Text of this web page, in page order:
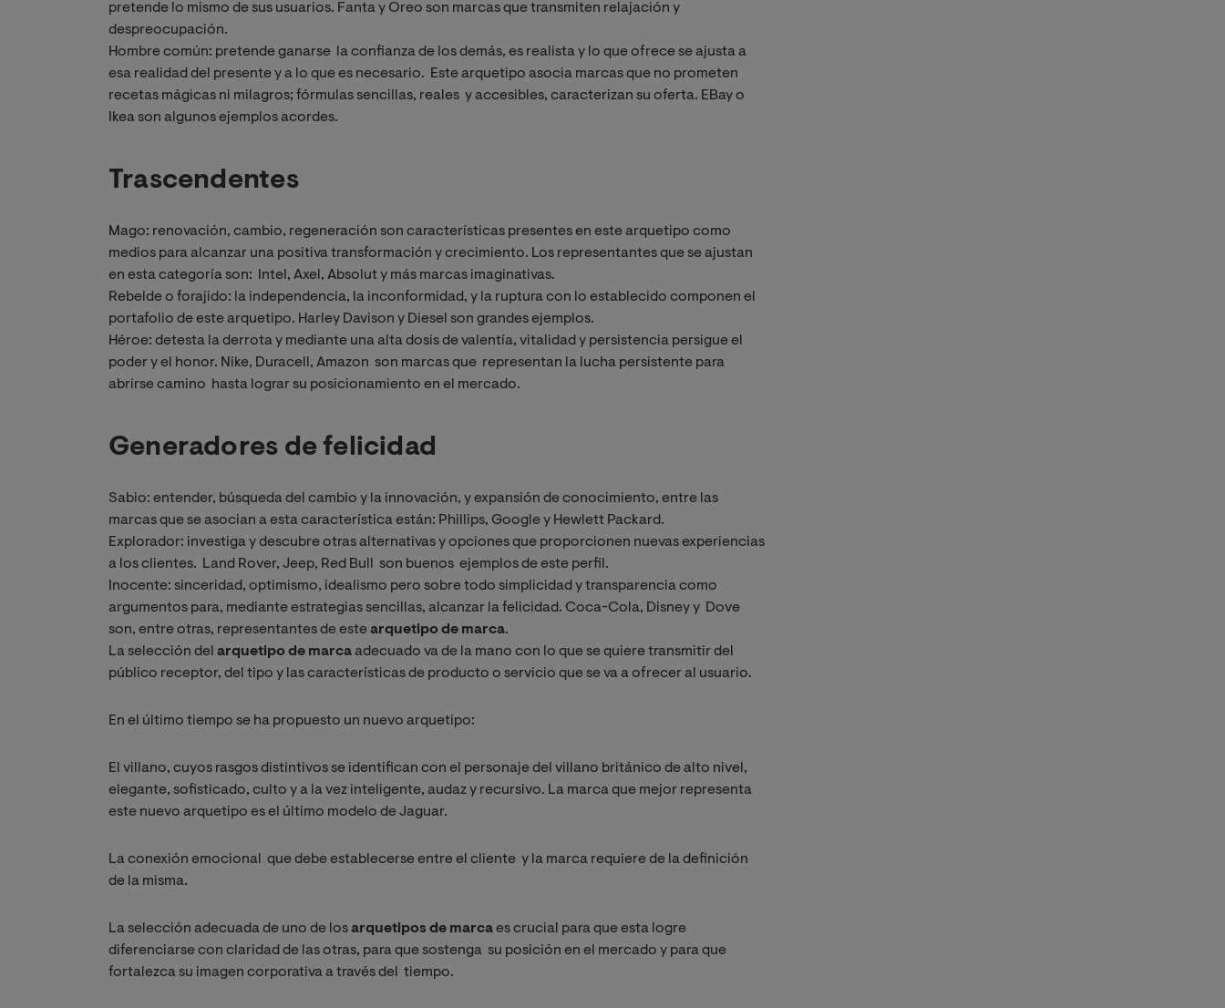
pretende lo mismo de sus usuarios. Fanta y Oreo son marcas que transmiten relajación y
despreocupación.
Hombre común: pretende ganarse la confianza de los demás, es realista y lo que ofrece se ajusta a
esa realidad del presente y a lo que es necesario. Este arquetipo asocia marcas que no prometen
recetas mágicas ni milagros; fórmulas sencillas, reales y accesibles, caracterizan su oferta. EBay o
Ikea son algunos ejemplos acordes.
Trascendentes
Mago: renovación, cambio, regeneración son características presentes en este arquetipo como
medios para alcanzar una positiva transformación y crecimiento. Los representantes que se ajustan
en esta categoría son: Intel, Axel, Absolut y más marcas imaginativas.
Rebelde o forajido: la independencia, la inconformidad, y la ruptura con lo establecido componen el
portafolio de este arquetipo. Harley Davison y Diesel son grandes ejemplos.
Héroe: detesta la derrota y mediante una alta dosis de valentía, vitalidad y persistencia persigue el
poder y el honor. Nike, Duracell, Amazon son marcas que representan la lucha persistente para
abrirse camino hasta lograr su posicionamiento en el mercado.
Generadores de felicidad
Sabio: entender, búsqueda del cambio y la innovación, y expansión de conocimiento, entre las
marcas que se asocian a esta característica están: Phillips, Google y Hewlett Packard.
Explorador: investiga y descubre otras alternativas y opciones que proporcionen nuevas experiencias
a los clientes. Land Rover, Jeep, Red Bull son buenos ejemplos de este perfil.
Inocente: sinceridad, optimismo, idealismo pero sobre todo simplicidad y transparencia como
argumentos para, mediante estrategias sencillas, alcanzar la felicidad. Coca-Cola, Disney y Dove
son, entre otras, representantes de estearquetipo de marca.
La selección del arquetipo de marcaadecuado va de la mano con lo que se quiere transmitir del
público receptor, del tipo y las características de producto o servicio que se va a ofrecer al usuario.
En el último tiempo se ha propuesto un nuevo arquetipo:
El villano, cuyos rasgos distintivos se identifican con el personaje del villano británico de alto nivel,
elegante, sofisticado, culto y a la vez inteligente, audaz y recursivo. La marca que mejor representa
este nuevo arquetipo es el último modelo de Jaguar.
La conexión emocional que debe establecerse entre el cliente y la marca requiere de la definición
de la misma.
La selección adecuada de uno de losarquetipos de marcaes crucial para que esta logre
diferenciarse con claridad de las otras, para que sostenga su posición en el mercado y para que
fortalezca su imagen corporativa a través del tiempo.